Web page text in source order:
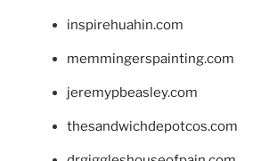
inspirehuahin.com
memmingerspainting.com
jeremypbeasley.com
thesandwichdepotcos.com